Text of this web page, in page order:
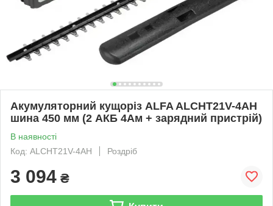
Акумуляторний кущоріз ALFA ALCHT21V-4AH
шина 450 мм (2 АКБ 4Ам + зарядний пристрій)
В наявності
Код: ALCHT21V-4AH
Роздріб
3 094 ₴